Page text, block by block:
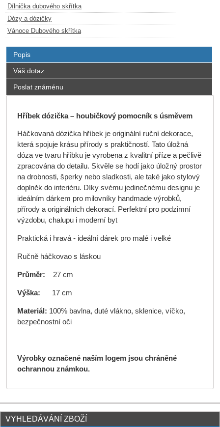
Dílnička dubového skřítka
Dózy a dózičky
Vánoce Dubového skřítka
Popis
Váš dotaz
Poslat známénu
Hříbek dózička – houbičkový pomocník s úsměvem
Háčkovaná dózička hříbek je originální ruční dekorace,
která spojuje krásu přírody s praktičností. Tato úložná
dóza ve tvaru hříbku je vyrobena z kvalitní příze a pečlivě
zpracována do detailu. Skvěle se hodí jako úložný prostor
na drobnosti, šperky nebo sladkosti, ale také jako stylový
doplněk do interiéru. Díky svému jedinečnému designu je
ideálním dárkem pro milovníky handmade výrobků,
přírody a originálních dekorací. Perfektní pro podzimní
výzdobu, chalupu i moderní byt
Praktická i hravá - ideální dárek pro malé i velké
Ručně háčkovao s láskou
Průměr: 27 cm
Výška: 17 cm
Materiál: 100% bavlna, duté vlákno, sklenice, víčko,
bezpečnostní oči
Výrobky označené naším logem jsou chráněné
ochrannou známkou.
VYHLEDÁVÁNÍ ZBOŽÍ